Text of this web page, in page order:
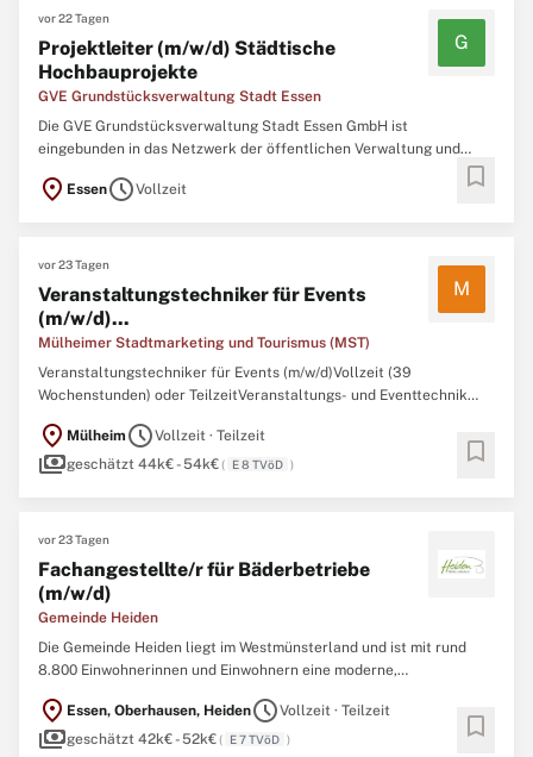
vor 22 Tagen
Projektleiter (m/w/d) Städtische
Hochbauprojekte
GVE Grundstücksverwaltung Stadt Essen
G
Die GVE Grundstücksverwaltung Stadt Essen GmbH ist
eingebunden in das Netzwerk der öffentlichen Verwaltung und
erbringt mit ihren rund 100 Mitarbeitern, davon 40 kaufmännische,
55 technische und 5 gewerbliche, als Teil des Stadtkonzerns Essen
location_on EssenscheduleVollzeit bookmark
vor 23 Tagen
Veranstaltungstechniker für Events
(m/w/d)...
Mülheimer Stadtmarketing und Tourismus (MST)
M
Veranstaltungstechniker für Events (m/w/d)Vollzeit (39
Wochenstunden) oder TeilzeitVeranstaltungs- und Eventtechnik
Umgebungen und sind ein technikbegeisterter Allrounder? Dann
erwartet Sie eine vielseitige Tätigkeit in einem
location_on Mülheim scheduleVollzeit · Teilzeit
paymentsgeschätzt 44k€ - 54k€( E 8 TVöD ) bookmark
vor 23 Tagen
Fachangestellte/r für Bäderbetriebe
(m/w/d)
Gemeinde Heiden
Die Gemeinde Heiden liegt im Westmünsterland und ist mit rund
8.800 Einwohnerinnen und Einwohnern eine moderne,
Verlässlichkeit und nachhaltige Entwicklung. Kurze
Entscheidungswege, ein starkes Miteinander und der
location_on Essen, Oberhausen, HeidenscheduleVollzeit · Teilzeit
paymentsgeschätzt 42k€ - 52k€( E 7 TVöD ) bookmark